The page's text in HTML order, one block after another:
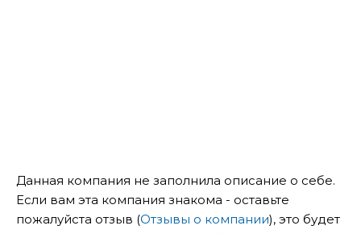
Данная компания не заполнила описание о себе.
Если вам эта компания знакома - оставьте
пожалуйста отзыв (Отзывы о компании), это будет